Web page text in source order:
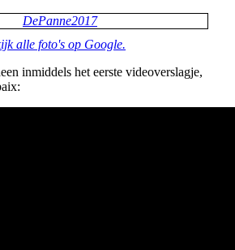
alle foto's op Google.
inmiddels het eerste videoverslagje,